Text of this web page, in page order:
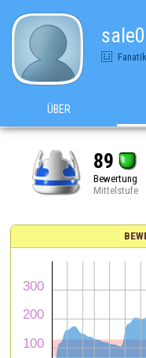
ÜBER
89
Bewertung
Mittelstufe